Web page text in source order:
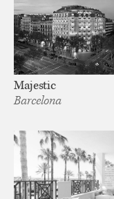
Majestic
Barcelona